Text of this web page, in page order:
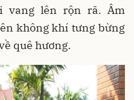
vang lên rộn rã. Âm
không khí tưng bừng
quê hương.